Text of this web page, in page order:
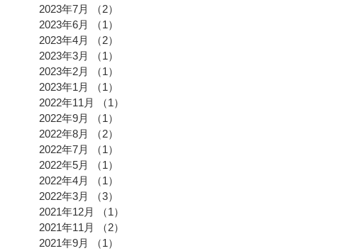
2023年7月
（2）
2023年6月
（1）
2023年4月
（2）
2023年3月
（1）
2023年2月
（1）
2023年1月
（1）
2022年11月
（1）
2022年9月
（1）
2022年8月
（2）
2022年7月
（1）
2022年5月
（1）
2022年4月
（1）
2022年3月
（3）
2021年12月
（1）
2021年11月
（2）
2021年9月
（1）